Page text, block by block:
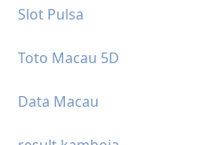
Slot Pulsa
Toto Macau 5D
Data Macau